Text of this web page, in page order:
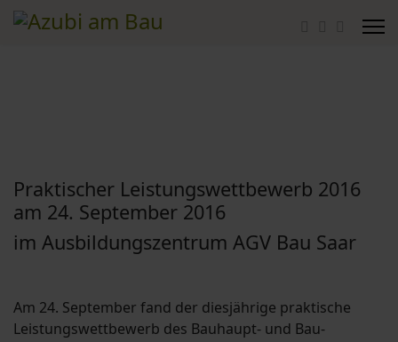
Praktischer Leistungswettbewerb 2016
am 24. September 2016
im Ausbildungszentrum AGV Bau Saar
Am 24. September fand der diesjährige praktische
Leistungswettbewerb des Bauhaupt- und Bau­